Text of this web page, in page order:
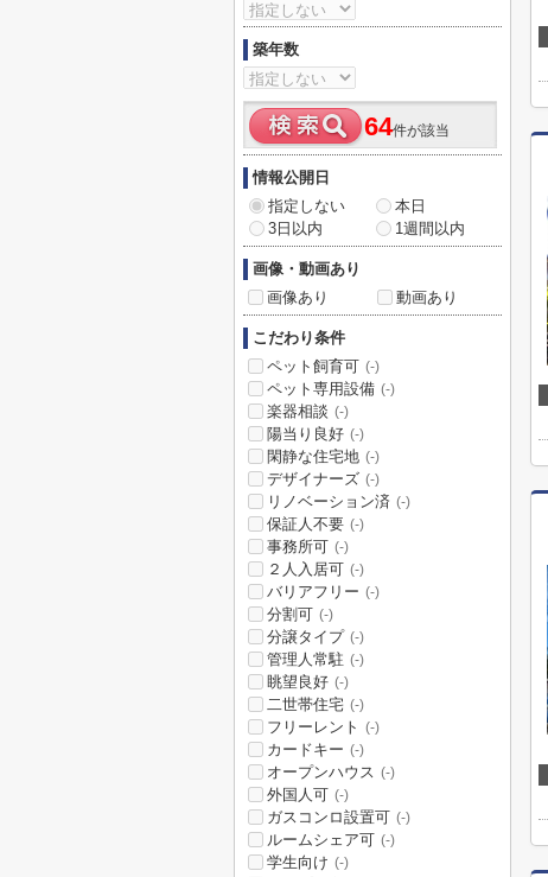
築年数
64件が該当
情報公開日
指定しない
本日
3日以内
1週間以内
画像・動画あり
画像あり
動画あり
こだわり条件
ペット飼育可 (-)
ペット専用設備 (-)
楽器相談 (-)
陽当り良好 (-)
閑静な住宅地 (-)
デザイナーズ (-)
リノベーション済 (-)
保証人不要 (-)
事務所可 (-)
２人入居可 (-)
バリアフリー (-)
分割可 (-)
分譲タイプ (-)
管理人常駐 (-)
眺望良好 (-)
二世帯住宅 (-)
フリーレント (-)
カードキー (-)
オープンハウス (-)
外国人可 (-)
ガスコンロ設置可 (-)
ルームシェア可 (-)
学生向け (-)